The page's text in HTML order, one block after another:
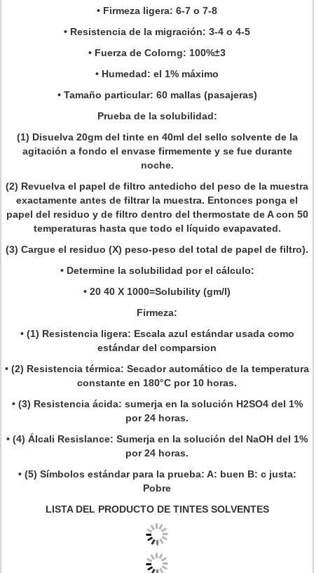
• Firmeza ligera: 6-7 o 7-8
• Resistencia de la migración: 3-4 o 4-5
• Fuerza de Colorng: 100%±3
• Humedad: el 1% máximo
• Tamaño particular: 60 mallas (pasajeras)
Prueba de la solubilidad:
(1) Disuelva 20gm del tinte en 40ml del sello solvente de la
agitación a fondo el envase firmemente y se fue durante
noche.
(2) Revuelva el papel de filtro antedicho del peso de la muestra
exactamente antes de filtrar la muestra. Entonces ponga el
papel del residuo y de filtro dentro del thermostate de A con 50
temperaturas hasta que todo el líquido evapavated.
(3) Cargue el residuo (X) peso-peso del total de papel de filtro).
• Determine la solubilidad por el cálculo:
• 20 40 X 1000=Solubility (gm/l)
Firmeza:
• (1) Resistencia ligera: Escala azul estándar usada como
estándar del comparsion
• (2) Resistencia térmica: Secador automático de la temperatura
constante en 180°C por 10 horas.
• (3) Resistencia ácida: sumerja en la solución H2SO4 del 1%
por 24 horas.
• (4) Álcali Resislance: Sumerja en la solución del NaOH del 1%
por 24 horas.
• (5) Símbolos estándar para la prueba: A: buen B: c justa:
Pobre
LISTA DEL PRODUCTO DE TINTES SOLVENTES